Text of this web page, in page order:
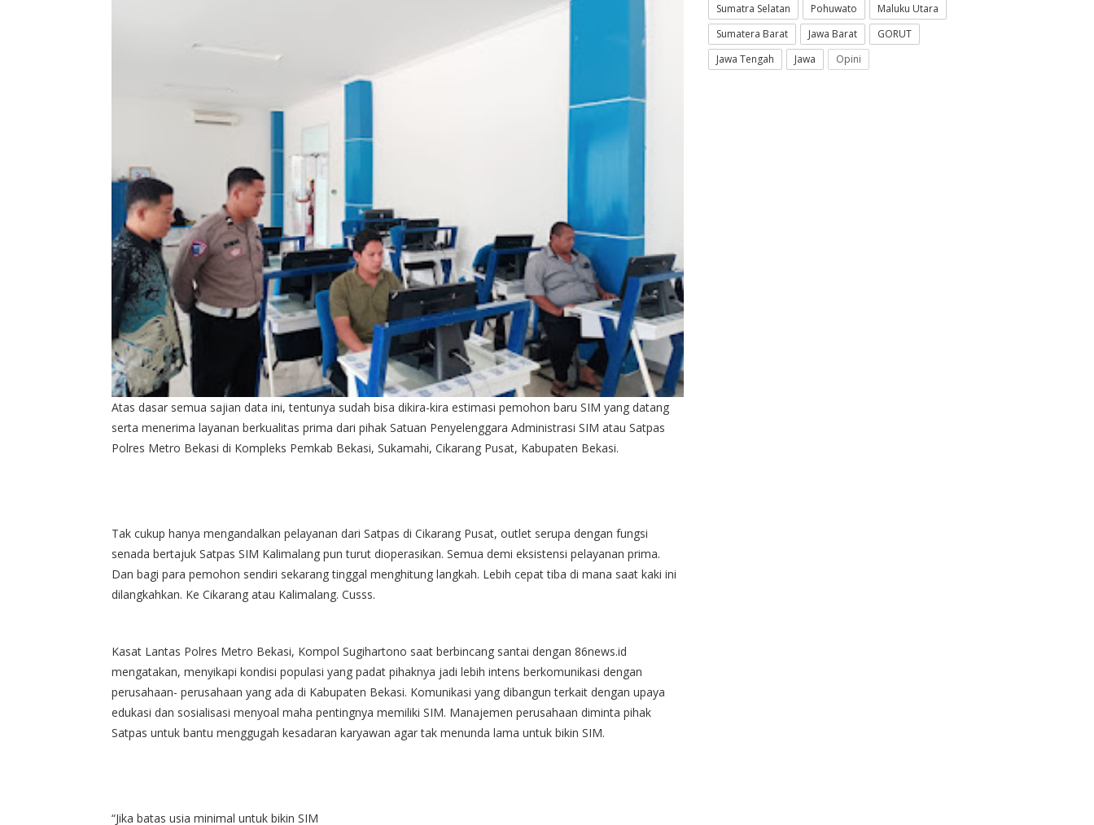
Atas dasar semua sajian data ini, tentunya sudah bisa dikira-kira estimasi pemohon baru SIM yang datang
serta menerima layanan berkualitas prima dari pihak Satuan Penyelenggara Administrasi SIM atau Satpas
Polres Metro Bekasi di Kompleks Pemkab Bekasi, Sukamahi, Cikarang Pusat, Kabupaten Bekasi.
Tak cukup hanya mengandalkan pelayanan dari Satpas di Cikarang Pusat, outlet serupa dengan fungsi
senada bertajuk Satpas SIM Kalimalang pun turut dioperasikan. Semua demi eksistensi pelayanan prima.
Dan bagi para pemohon sendiri sekarang tinggal menghitung langkah. Lebih cepat tiba di mana saat kaki ini
dilangkahkan. Ke Cikarang atau Kalimalang. Cusss.
Kasat Lantas Polres Metro Bekasi, Kompol Sugihartono saat berbincang santai dengan 86news.id
mengatakan, menyikapi kondisi populasi yang padat pihaknya jadi lebih intens berkomunikasi dengan
perusahaan- perusahaan yang ada di Kabupaten Bekasi. Komunikasi yang dibangun terkait dengan upaya
edukasi dan sosialisasi menyoal maha pentingnya memiliki SIM. Manajemen perusahaan diminta pihak
Satpas untuk bantu menggugah kesadaran karyawan agar tak menunda lama untuk bikin SIM.
“Jika batas usia minimal untuk bikin SIM
Sumatra Selatan
Pohuwato
Maluku Utara
Sumatera Barat
Jawa Barat
GORUT
Jawa Tengah
Jawa Opini